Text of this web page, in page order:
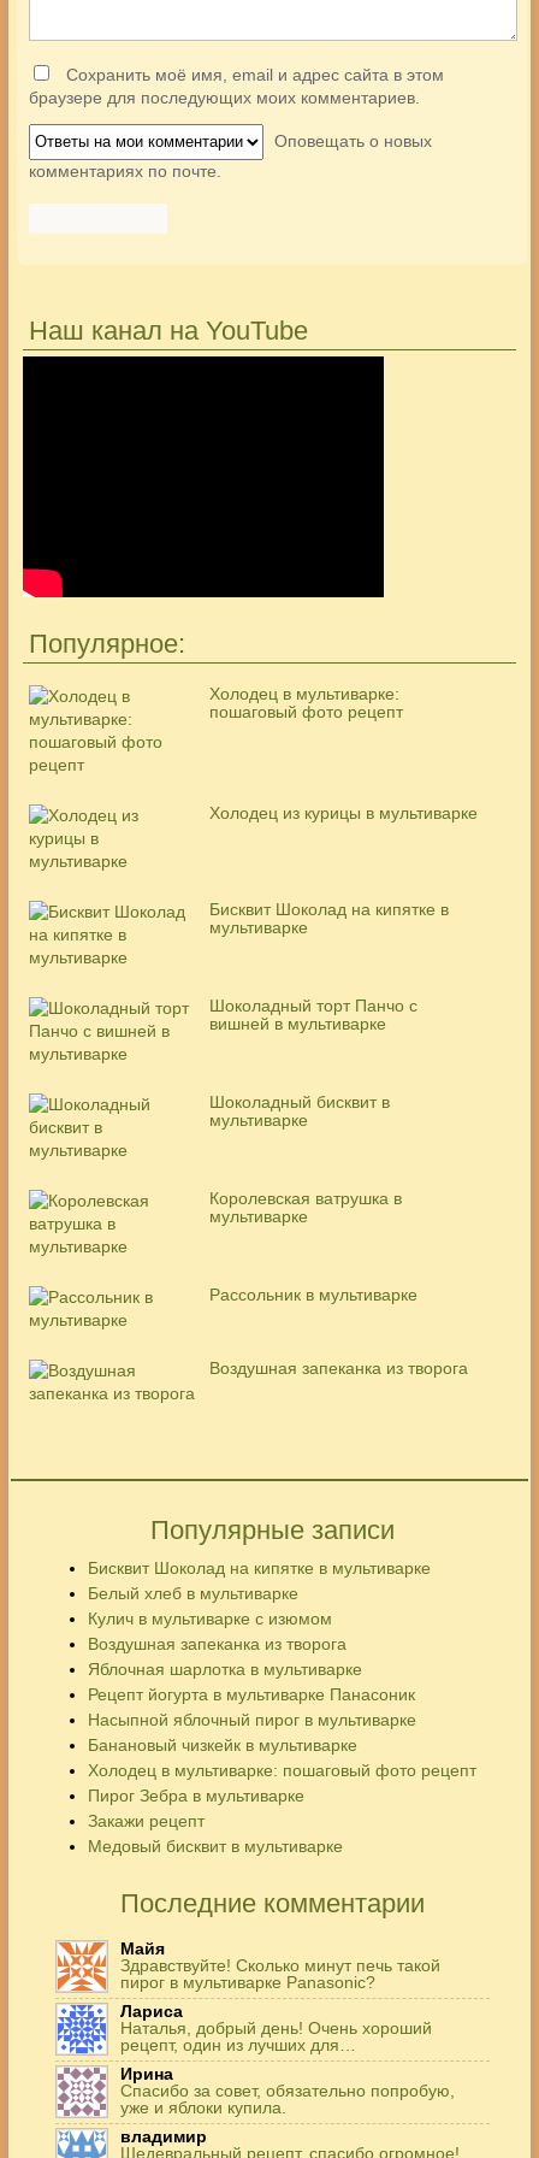
Сохранить моё имя, email и адрес сайта в этом
браузере для последующих моих комментариев.
Оповещать о новых
комментариях по почте.
Наш канал на YouTube
Популярное:
Холодец в мультиварке:
пошаговый фото рецепт
Холодец из курицы в мультиварке
Бисквит Шоколад на кипятке в
мультиварке
Шоколадный торт Панчо с
вишней в мультиварке
Шоколадный бисквит в
мультиварке
Королевская ватрушка в
мультиварке
Рассольник в мультиварке
Воздушная запеканка из творога
Популярные записи
Бисквит Шоколад на кипятке в мультиварке
Белый хлеб в мультиварке
Кулич в мультиварке с изюмом
Воздушная запеканка из творога
Яблочная шарлотка в мультиварке
Рецепт йогурта в мультиварке Панасоник
Насыпной яблочный пирог в мультиварке
Банановый чизкейк в мультиварке
Холодец в мультиварке: пошаговый фото рецепт
Пирог Зебра в мультиварке
Закажи рецепт
Медовый бисквит в мультиварке
Последние комментарии
Майя
Здравствуйте! Сколько минут печь такой
пирог в мультиварке Panasonic?
Лариса
Наталья, добрый день! Очень хороший
рецепт, один из лучших для…
Ирина
Спасибо за совет, обязательно попробую,
уже и яблоки купила.
владимир
Шедевральный рецепт, спасибо огромное!